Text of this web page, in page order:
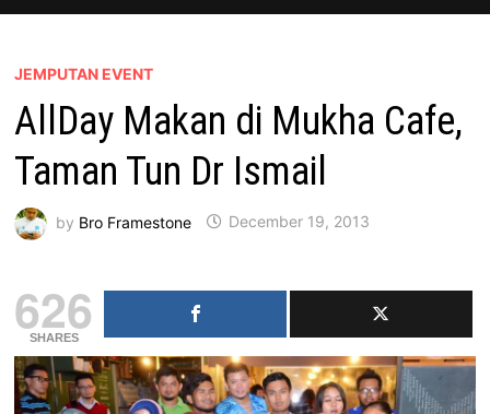
JEMPUTAN EVENT
AllDay Makan di Mukha Cafe,
Taman Tun Dr Ismail
by Bro Framestone December 19, 2013
626
SHARES